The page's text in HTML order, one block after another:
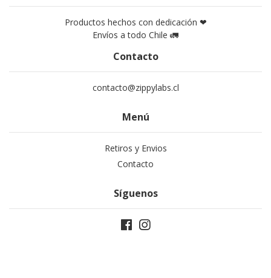
Productos hechos con dedicación ❤
Envíos a todo Chile 🚛
Contacto
contacto@zippylabs.cl
Menú
Retiros y Envios
Contacto
Síguenos